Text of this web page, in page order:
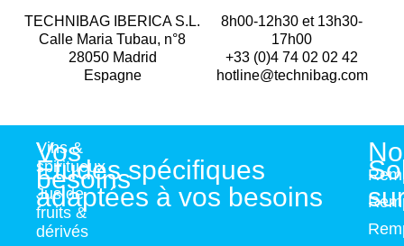
TECHNIBAG IBERICA S.L.
Calle Maria Tubau, n°8
28050 Madrid
Espagne
8h00-12h30 et 13h30-
17h00
+33 (0)4 74 02 02 42
hotline@technibag.com
Vos
besoins
Vins &
spiritueux
Jus de
fruits &
dérivés
Etudes spécifiques
adaptées à vos besoins